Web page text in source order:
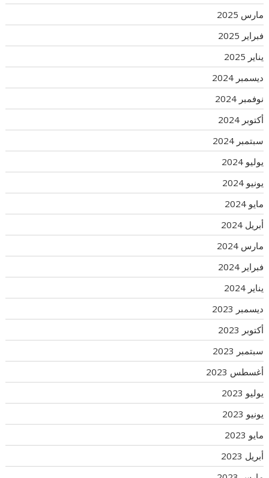
مارس 2025
فبراير 2025
يناير 2025
ديسمبر 2024
نوفمبر 2024
أكتوبر 2024
سبتمبر 2024
يوليو 2024
يونيو 2024
مايو 2024
أبريل 2024
مارس 2024
فبراير 2024
يناير 2024
ديسمبر 2023
أكتوبر 2023
سبتمبر 2023
أغسطس 2023
يوليو 2023
يونيو 2023
مايو 2023
أبريل 2023